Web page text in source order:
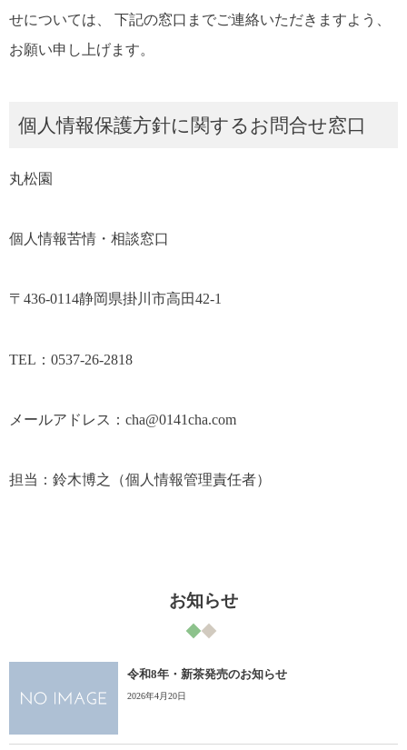
せについては、 下記の窓口までご連絡いただきますよう、
お願い申し上げます。
個人情報保護方針に関するお問合せ窓口
丸松園
個人情報苦情・相談窓口
〒436-0114静岡県掛川市高田42-1
TEL：0537-26-2818
メールアドレス：cha@0141cha.com
担当：鈴木博之（個人情報管理責任者）
お知らせ
令和8年・新茶発売のお知らせ
2026年4月20日